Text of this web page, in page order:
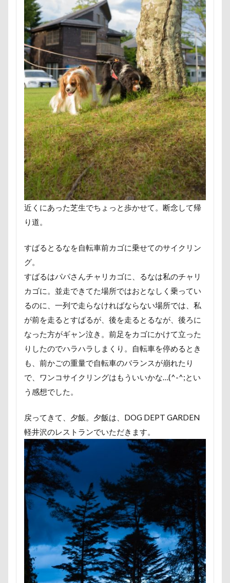
近くにあった芝生でちょっと歩かせて。断念して帰
り道。
すばるとるなを自転車前カゴに乗せてのサイクリン
グ。
すばるはパパさんチャリカゴに、るなは私のチャリ
カゴに。並走できてた場所ではおとなしく乗ってい
るのに、一列で走らなければならない場所では、私
が前を走るとすばるが、後を走るとるなが、後ろに
なった方がギャン泣き。前足をカゴにかけて立った
りしたのでハラハラしまくり。自転車を停めるとき
も、前かごの重量で自転車のバランスが崩れたり
で、ワンコサイクリングはもういいかな…(^-^;とい
う感想でした。
戻ってきて、夕飯。夕飯は、DOG DEPT GARDEN
軽井沢のレストランでいただきます。
AirBuggy for Dog
Air Balloon（エアバルーン）
4コマ漫画
365カレンダー
24-70f2.8
1位
1500日 Bright.D
Cafe Marcus
festaくん
DOG DEPT FABIA
DQX
DOGRUN+CAFE FETCH!
Doggy Box
DOGdog展
DOGDEPT
DogCat Cafe＆Shop パウ
DOG DEPT GARDEN 軽井沢
DOG DEPT GARDEN HOTEL軽井沢
DELL
CAFE SORA
DEC D750
COROCO
COOLxCOOLplus
Compet milimili
College Logo Parka
Cocoちゃん
Cocoくん
おもてなし係
おもてなし
おもちゃ
おちゃし。
おしか御番所公園
おかみさん
え～っと？
うちの子記念日
お参り
うそこメーカー
いびき
いぬのきもち
いぬPHOTOフェスタ
いぬPHOTOピックアップ
いぬPHOTO
お兄ちゃん記念日
お友達
いちご狩り
お腹パンパン
くちたぷ
くぅちゃん
ぎょんたくん
お花見散歩
お留守番
お台場 お犬様信仰
お昼寝
お散歩バッグ
お散歩
お手入れグッズ
お客様
お土産
いちごちゃん
PRIMELAND ドッグランもろやま
SUBARU
W-03 Class10
ViViくん
vivianちゃん
Tシャツ
TOYOTA DOGサークル
TOTO
TOSHIBA
Surface Pro 4
StudioRitz
WANDAWAY
STARWARS
SONY
Simplers SEL35F18
SA